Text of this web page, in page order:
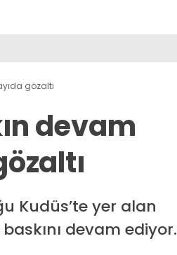
gözaltı
devam
Kudüs’te yer alan
devam ediyor.